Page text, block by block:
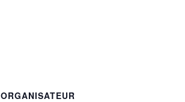
ORGANISATEUR